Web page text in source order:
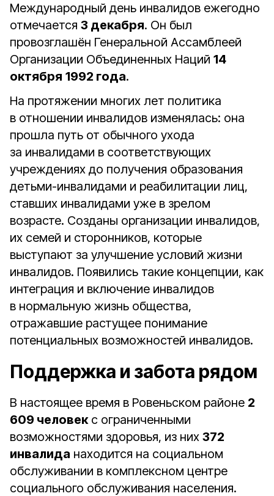
Международный день инвалидов ежегодно
отмечается 3 декабря. Он был
провозглашён Генеральной Ассамблеей
Организации Объединенных Наций 14
октября 1992 года.
На протяжении многих лет политика
в отношении инвалидов изменялась: она
прошла путь от обычного ухода
за инвалидами в соответствующих
учреждениях до получения образования
детьми-инвалидами и реабилитации лиц,
ставших инвалидами уже в зрелом
возрасте. Созданы организации инвалидов,
их семей и сторонников, которые
выступают за улучшение условий жизни
инвалидов. Появились такие концепции, как
интеграция и включение инвалидов
в нормальную жизнь общества,
отражавшие растущее понимание
потенциальных возможностей инвалидов.
Поддержка и забота рядом
В настоящее время в Ровеньском районе 2
609 человекс ограниченными
возможностями здоровья, из них 372
инвалида находится на социальном
обслуживании в комплексном центре
социального обслуживания населения.